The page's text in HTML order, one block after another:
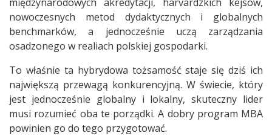
nowoczesnych metod dydaktycznych i globalnych
benchmarków, a jednocześnie uczą zarządzania
osadzonego w realiach polskiej gospodarki.
To właśnie ta hybrydowa tożsamość staje się dziś ich
największą przewagą konkurencyjną. W świecie, który
jest jednocześnie globalny i lokalny, skuteczny lider
musi rozumieć oba te porządki. A dobry program MBA
powinien go do tego przygotować.